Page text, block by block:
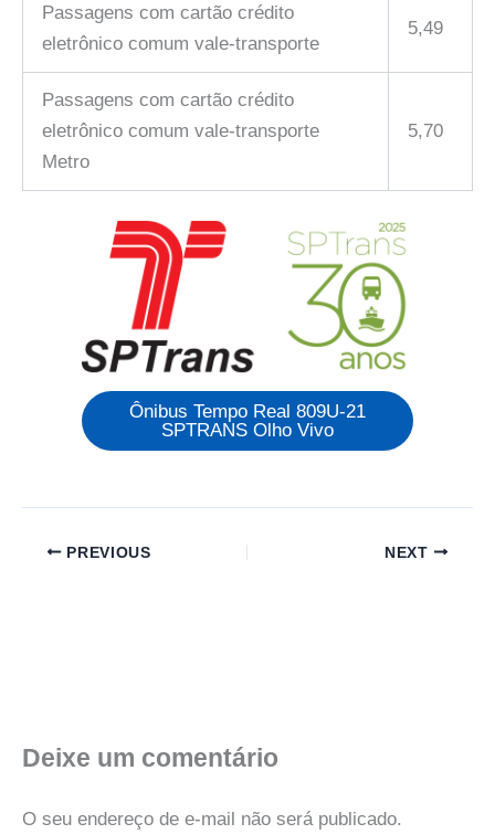
Passagens com cartão crédito
eletrônico comum vale-transporte
5,49
Passagens com cartão crédito
eletrônico comum vale-transporte
Metro
5,70
Ônibus Tempo Real 809U-21
SPTRANS Olho Vivo
PREVIOUS NEXT
Deixe um comentário
O seu endereço de e-mail não será publicado.